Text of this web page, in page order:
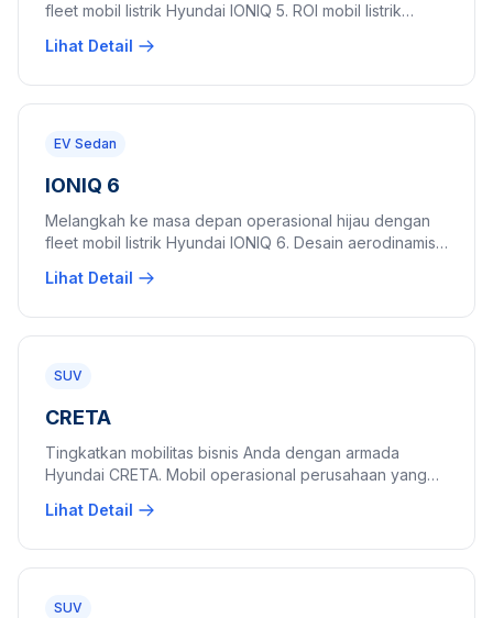
fleet mobil listrik Hyundai IONIQ 5. ROI mobil listrik
lebih hemat.
Lihat Detail
EV Sedan
IONIQ 6
Melangkah ke masa depan operasional hijau dengan
fleet mobil listrik Hyundai IONIQ 6. Desain aerodinamis
Lihat Detail
SUV
CRETA
Tingkatkan mobilitas bisnis Anda dengan armada
Hyundai CRETA. Mobil operasional perusahaan yang
Lihat Detail
SUV